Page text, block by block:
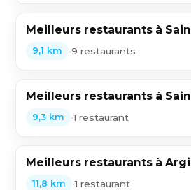
Meilleurs restaurants à
9,1 km •9 restaurants
Meilleurs restaurants à
9,3 km •1 restaurant
Meilleurs restaurants à
11,8 km •1 restaurant